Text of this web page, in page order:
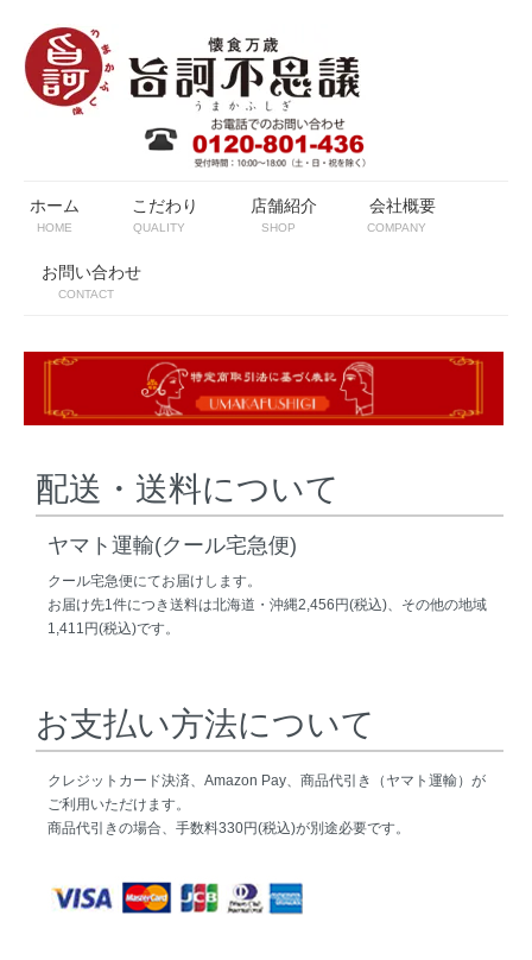
ホーム
HOME
こだわり
QUALITY
店舗紹介
SHOP
会社概要
COMPANY
お問い合わせ
CONTACT
配送・送料について
ヤマト運輸(クール宅急便)
クール宅急便にてお届けします。
お届け先1件につき送料は北海道・沖縄2,456円(税込)、その他の地域
1,411円(税込)です。
お支払い方法について
クレジットカード決済、Amazon Pay、商品代引き（ヤマト運輸）が
ご利用いただけます。
商品代引きの場合、手数料330円(税込)が別途必要です。